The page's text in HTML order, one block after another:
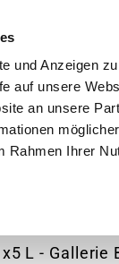
und Anzeigen
auf unsere
an unsere
Rahmen Ihrer
Garten